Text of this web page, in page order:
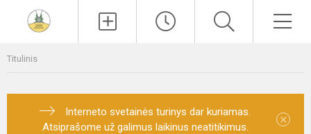
Titulinis
Interneto svetainės turinys dar kuriamas.
Atsiprašome už galimus laikinus neatitikimus.
×